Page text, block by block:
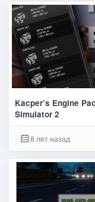
Kacper’s Engine
Simulator 2
8 лет назад